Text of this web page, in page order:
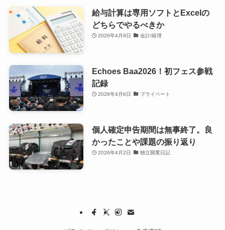
給与計算は専用ソフトとExcelの
どちらでやるべきか
2026年4月9日 会計/経理
Echoes Baa2026！初フェス参戦
記録
2026年4月6日 プライベート
個人確定申告期間は無事終了。良
かったことや課題の振り返り
2026年4月2日 独立開業日記